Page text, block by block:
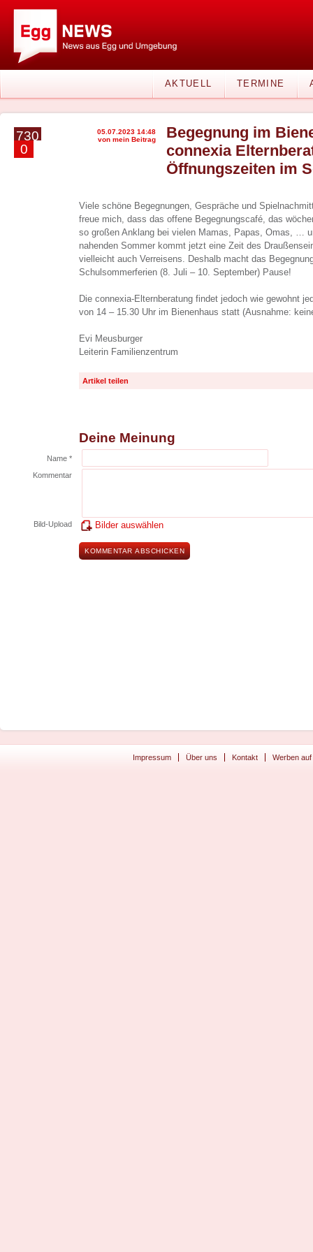
AKTUELL TERMINE
730
0
05.07.2023 14:48
von mein Beitrag
Begegnung im
connexia
Öffnungszeiten im
Viele schöne Begegnungen, Gespräche und
freue mich, dass das offene Begegnungscafé, das
so großen Anklang bei vielen Mamas, Papas, Omas, …
nahenden Sommer kommt jetzt eine Zeit des
vielleicht auch Verreisens. Deshalb macht das
Schulsommerferien (8. Juli – 10. September) Pause!
Die connexia-Elternberatung findet jedoch wie gewohnt
von 14 – 15.30 Uhr im Bienenhaus statt (Ausnahme:
Evi Meusburger
Leiterin Familienzentrum
Artikel teilen
Deine Meinung
Name *
Kommentar
Bild-Upload Bilder auswählen
Impressum Über uns Kontakt Werben